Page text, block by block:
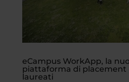
eCampus WorkApp, la
piattaforma di placement
laureati